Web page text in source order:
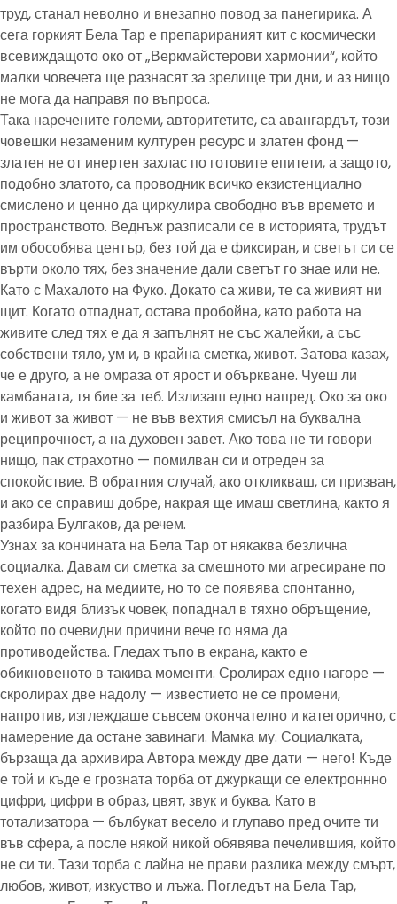
труд, станал неволно и внезапно повод за панегирика. А
сега горкият Бела Тар е препарираният кит с космически
всевиждащото око от „Веркмайстерови хармонии“, който
малки човечета ще разнасят за зрелище три дни, и аз нищо
не мога да направя по въпроса.
Така наречените големи, авторитетите, са авангардът, този
човешки незаменим културен ресурс и златен фонд —
златен не от инертен захлас по готовите епитети, а защото,
подобно златото, са проводник всичко екзистенциално
смислено и ценно да циркулира свободно във времето и
пространството. Веднъж разписали се в историята, трудът
им обособява център, без той да е фиксиран, и светът си се
върти около тях, без значение дали светът го знае или не.
Като с Махалото на Фуко. Докато са живи, те са живият ни
щит. Когато отпаднат, остава пробойна, като работа на
живите след тях е да я запълнят не със жалейки, а със
собствени тяло, ум и, в крайна сметка, живот. Затова казах,
че е друго, а не омраза от ярост и объркване. Чуеш ли
камбаната, тя бие за теб. Излизаш едно напред. Око за око
и живот за живот — не във вехтия смисъл на буквална
реципрочност, а на духовен завет. Ако това не ти говори
нищо, пак страхотно — помилван си и отреден за
спокойствие. В обратния случай, ако откликваш, си призван,
и ако се справиш добре, накрая ще имаш светлина, както я
разбира Булгаков, да речем.
Узнах за кончината на Бела Тар от някаква безлична
социалка. Давам си сметка за смешното ми агресиране по
техен адрес, на медиите, но то се появява спонтанно,
когато видя близък човек, попаднал в тяхно обръщение,
който по очевидни причини вече го няма да
противодейства. Гледах тъпо в екрана, както е
обикновеното в такива моменти. Сролирах едно нагоре —
скролирах две надолу — известието не се промени,
напротив, изглеждаше съвсем окончателно и категорично, с
намерение да остане завинаги. Мамка му. Социалката,
бързаща да архивира Автора между две дати — него! Къде
е той и къде е грозната торба от джуркащи се електроннно
цифри, цифри в образ, цвят, звук и буква. Като в
тотализатора — бълбукат весело и глупаво пред очите ти
във сфера, а после някой никой обявява печелившия, който
не си ти. Тази торба с лайна не прави разлика между смърт,
любов, живот, изкуство и лъжа. Погледът на Бела Тар,